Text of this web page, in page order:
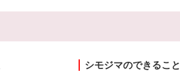
シモジマのできること